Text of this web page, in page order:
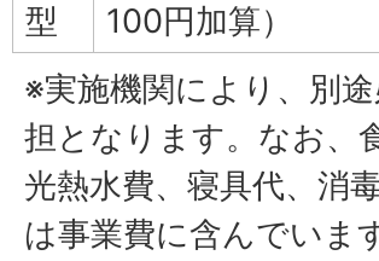
型
100円加算）
※実施機関により、別
担となります。なお、
光熱水費、寝具代、消
は事業費に含んでいま